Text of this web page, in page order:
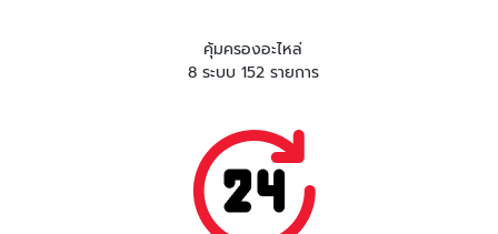
คุ้มครองอะไหล่
8 ระบบ 152 รายการ